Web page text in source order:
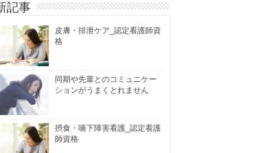
記事
皮膚・排泄ケア_認定看護師資
格
同期や先輩とのコミュニケー
ションがうまくとれません
摂食・嚥下障害看護_認定看護
師資格